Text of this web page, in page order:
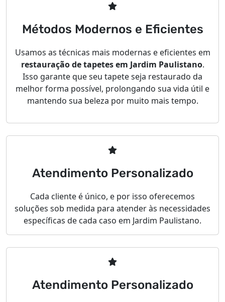
Métodos Modernos e Eficientes
Usamos as técnicas mais modernas e eficientes em
restauração de tapetes em Jardim Paulistano.
Isso garante que seu tapete seja restaurado da
melhor forma possível, prolongando sua vida útil e
mantendo sua beleza por muito mais tempo.
Atendimento Personalizado
Cada cliente é único, e por isso oferecemos
soluções sob medida para atender às necessidades
específicas de cada caso em Jardim Paulistano.
Atendimento Personalizado